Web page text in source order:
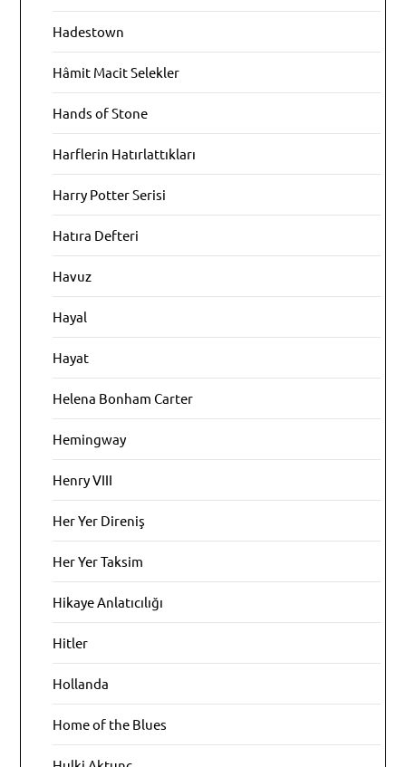
Hadestown
Hâmit Macit Selekler
Hands of Stone
Harflerin Hatırlattıkları
Harry Potter Serisi
Hatıra Defteri
Havuz
Hayal
Hayat
Helena Bonham Carter
Hemingway
Henry VIII
Her Yer Direniş
Her Yer Taksim
Hikaye Anlatıcılığı
Hitler
Hollanda
Home of the Blues